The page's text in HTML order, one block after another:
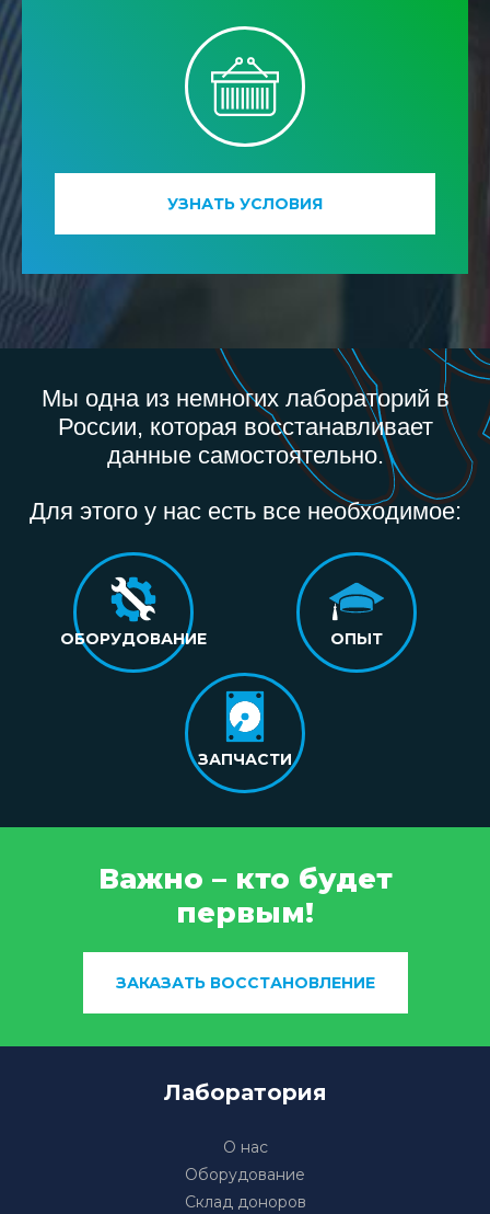
УЗНАТЬ УСЛОВИЯ
Мы одна из немногих лабораторий в
России, которая восстанавливает
данные самостоятельно.
Для этого у нас есть все необходимое:
ОБОРУДОВАНИЕ ОПЫТ
ЗАПЧАСТИ
Важно – кто будет
первым!
ЗАКАЗАТЬ ВОССТАНОВЛЕНИЕ
Лаборатория
О нас
Оборудование
Склад доноров